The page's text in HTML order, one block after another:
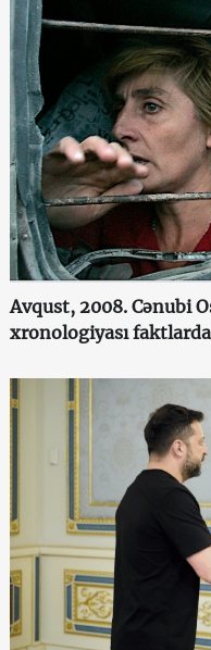
Avqust, 2008. Cənubi
xronologiyası